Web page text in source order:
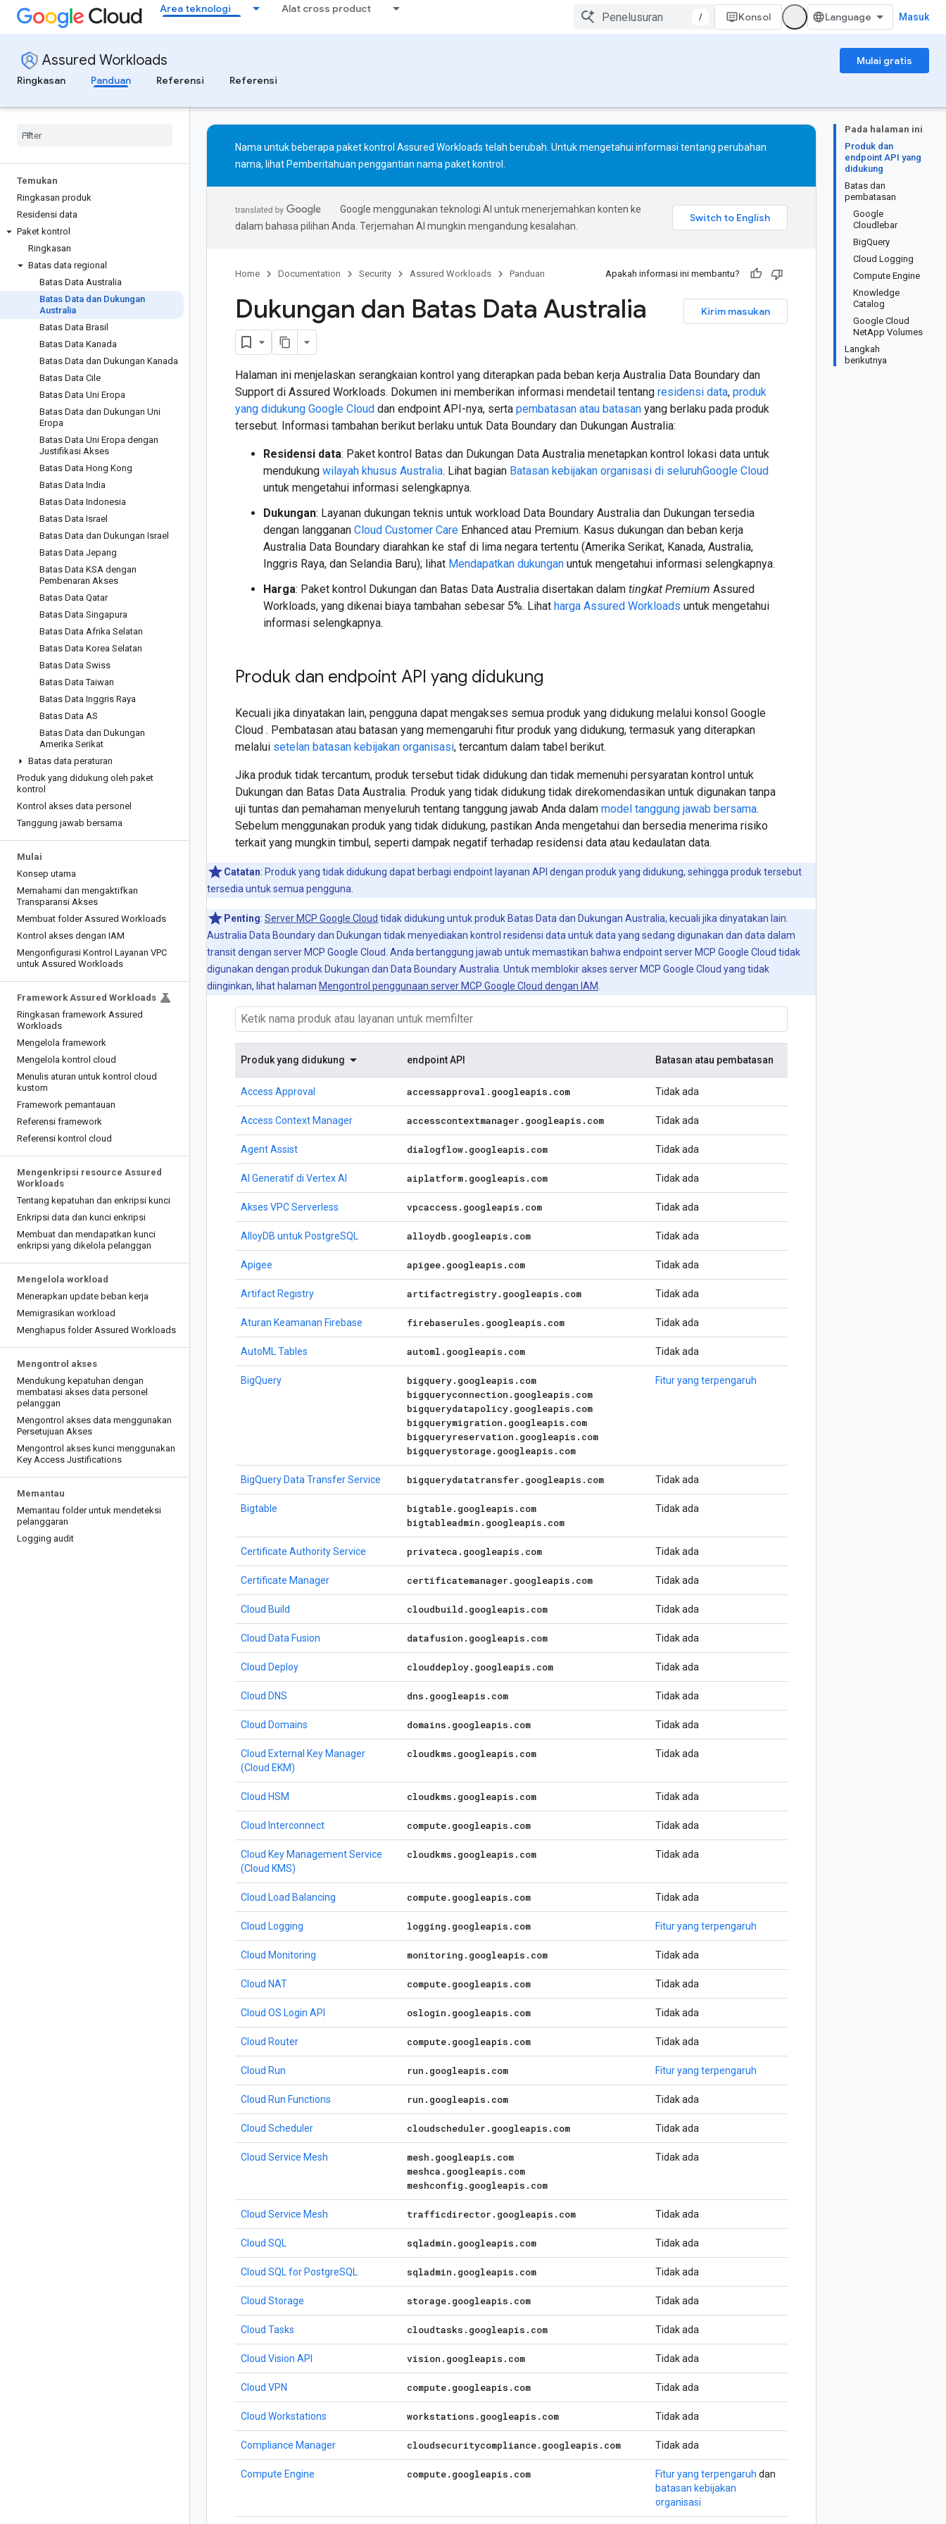
Area teknologi Alat cross product
/ Konsol Masuk
Assured Workloads
Mulai gratis
Ringkasan
Panduan Referensi Referensi
Temukan
Ringkasan produk
Residensi data
Paket kontrol
Ringkasan
Batas data regional
Batas Data Australia
Batas Data dan Dukungan
Australia
Batas Data Brasil
Batas Data Kanada
Batas Data dan Dukungan Kanada
Batas Data Cile
Batas Data Uni Eropa
Batas Data dan Dukungan Uni
Eropa
Batas Data Uni Eropa dengan
Justifikasi Akses
Batas Data Hong Kong
Batas Data India
Batas Data Indonesia
Batas Data Israel
Batas Data dan Dukungan Israel
Batas Data Jepang
Batas Data KSA dengan
Pembenaran Akses
Batas Data Qatar
Batas Data Singapura
Batas Data Afrika Selatan
Batas Data Korea Selatan
Batas Data Swiss
Batas Data Taiwan
Batas Data Inggris Raya
Batas Data AS
Batas Data dan Dukungan
Amerika Serikat
Batas data peraturan
Produk yang didukung oleh paket
kontrol
Kontrol akses data personel
Tanggung jawab bersama
Mulai
Konsep utama
Memahami dan mengaktifkan
Transparansi Akses
Membuat folder Assured Workloads
Kontrol akses dengan IAM
Mengonfigurasi Kontrol Layanan VPC
untuk Assured Workloads
Framework Assured Workloads
Ringkasan framework Assured
Workloads
Mengelola framework
Mengelola kontrol cloud
Menulis aturan untuk kontrol cloud
kustom
Framework pemantauan
Referensi framework
Referensi kontrol cloud
Mengenkripsi resource Assured
Workloads
Tentang kepatuhan dan enkripsi kunci
Enkripsi data dan kunci enkripsi
Membuat dan mendapatkan kunci
enkripsi yang dikelola pelanggan
Mengelola workload
Menerapkan update beban kerja
Memigrasikan workload
Menghapus folder Assured Workloads
Mengontrol akses
Mendukung kepatuhan dengan
membatasi akses data personel
pelanggan
Mengontrol akses data menggunakan
Persetujuan Akses
Mengontrol akses kunci menggunakan
Key Access Justifications
Memantau
Memantau folder untuk mendeteksi
pelanggaran
Logging audit
Pada halaman ini
Produk dan
endpoint API yang
didukung
Batas dan
pembatasan
Google
Cloudlebar
BigQuery
Cloud Logging
Compute Engine
Knowledge
Catalog
Google Cloud
NetApp Volumes
Langkah
berikutnya
Nama untuk beberapa paket kontrol Assured Workloads telah berubah. Untuk mengetahui informasi tentang perubahan
nama, lihat Pemberitahuan penggantian nama paket kontrol
Google menggunakan teknologi AI untuk menerjemahkan konten ke
dalam bahasa pilihan Anda. Terjemahan AI mungkin mengandung kesalahan.
Home Documentation Security Assured Workloads Panduan Apakah informasi ini membantu?
Kirim masukan
Dukungan dan Batas Data Australia
Halaman ini menjelaskan serangkaian kontrol yang diterapkan pada beban kerja Australia Data Boundary dan
Support di Assured Workloads. Dokumen ini memberikan informasi mendetail tentang residensi data, produk
yang didukung Google Cloud dan endpoint API-nya, serta pembatasan atau batasan yang berlaku pada produk
tersebut. Informasi tambahan berikut berlaku untuk Data Boundary dan Dukungan Australia:
Residensi data: Paket kontrol Batas dan Dukungan Data Australia menetapkan kontrol lokasi data untuk
mendukung wilayah khusus Australia. Lihat bagian Batasan kebijakan organisasi di seluruhGoogle Cloud
untuk mengetahui informasi selengkapnya.
Dukungan: Layanan dukungan teknis untuk workload Data Boundary Australia dan Dukungan tersedia
dengan langganan Cloud Customer Care Enhanced atau Premium. Kasus dukungan dan beban kerja
Australia Data Boundary diarahkan ke staf di lima negara tertentu (Amerika Serikat, Kanada, Australia,
Inggris Raya, dan Selandia Baru); lihat Mendapatkan dukungan untuk mengetahui informasi selengkapnya.
Harga: Paket kontrol Dukungan dan Batas Data Australia disertakan dalam tingkat Premium Assured
Workloads, yang dikenai biaya tambahan sebesar 5%. Lihat harga Assured Workloads untuk mengetahui
informasi selengkapnya.
Produk dan endpoint API yang didukung
Kecuali jika dinyatakan lain, pengguna dapat mengakses semua produk yang didukung melalui konsol Google
Cloud . Pembatasan atau batasan yang memengaruhi fitur produk yang didukung, termasuk yang diterapkan
melalui setelan batasan kebijakan organisasi, tercantum dalam tabel berikut.
Jika produk tidak tercantum, produk tersebut tidak didukung dan tidak memenuhi persyaratan kontrol untuk
Dukungan dan Batas Data Australia. Produk yang tidak didukung tidak direkomendasikan untuk digunakan tanpa
uji tuntas dan pemahaman menyeluruh tentang tanggung jawab Anda dalam model tanggung jawab bersama.
Sebelum menggunakan produk yang tidak didukung, pastikan Anda mengetahui dan bersedia menerima risiko
terkait yang mungkin timbul, seperti dampak negatif terhadap residensi data atau kedaulatan data.
Catatan: Produk yang tidak didukung dapat berbagi endpoint layanan API dengan produk yang didukung, sehingga produk tersebut
tersedia untuk semua pengguna.
Penting: Server MCP Google Cloud tidak didukung untuk produk Batas Data dan Dukungan Australia, kecuali jika dinyatakan lain.
Australia Data Boundary dan Dukungan tidak menyediakan kontrol residensi data untuk data yang sedang digunakan dan data dalam
transit dengan server MCP Google Cloud. Anda bertanggung jawab untuk memastikan bahwa endpoint server MCP Google Cloud tidak
digunakan dengan produk Dukungan dan Data Boundary Australia. Untuk memblokir akses server MCP Google Cloud yang tidak
diinginkan, lihat halaman Mengontrol penggunaan server MCP Google Cloud dengan IAM
Produk yang didukung endpoint API Batasan atau pembatasan
Access Approval accessapproval . googleapis . com Tidak ada
Access Context Manager accesscontextmanager . googleapis . com Tidak ada
Agent Assist dialogflow. googleapis . com Tidak ada
AI Generatif di Vertex AI aiplatform. googleapis . com Tidak ada
Akses VPC Serverless vpcaccess . googleapis . com Tidak ada
AlloyDB untuk PostgreSQL alloydb . googleapis . com Tidak ada
Apigee apigee. googleapis . com Tidak ada
Artifact Registry artifactregistry. googleapis . com Tidak ada
Aturan Keamanan Firebase firebaserules . googleapis . com Tidak ada
AutoML Tables automl . googleapis . com Tidak ada
BigQuery bigquery. googleapis . com
bigqueryconnection . googleapis . com
bigquerydatapolicy. googleapis . com
bigquerymigration . googleapis . com
bigqueryreservation . googleapis . com
bigquerystorage. googleapis . com
Fitur yang terpengaruh
BigQuery Data Transfer Service bigquerydatatransfer . googleapis . com Tidak ada
Bigtable bigtable. googleapis . com
bigtableadmin . googleapis . com
Tidak ada
Certificate Authority Service privateca . googleapis . com Tidak ada
Certificate Manager certificatemanager . googleapis . com Tidak ada
Cloud Build cloudbuild . googleapis . com Tidak ada
Cloud Data Fusion datafusion . googleapis . com Tidak ada
Cloud Deploy clouddeploy. googleapis . com Tidak ada
Cloud DNS dns . googleapis . com Tidak ada
Cloud Domains domains . googleapis . com Tidak ada
Cloud External Key Manager
(Cloud EKM)
cloudkms . googleapis . com Tidak ada
Cloud HSM cloudkms . googleapis . com Tidak ada
Cloud Interconnect compute. googleapis . com Tidak ada
Cloud Key Management Service
(Cloud KMS)
cloudkms . googleapis . com Tidak ada
Cloud Load Balancing compute. googleapis . com Tidak ada
Cloud Logging logging . googleapis . com Fitur yang terpengaruh
Cloud Monitoring monitoring . googleapis . com Tidak ada
Cloud NAT compute. googleapis . com Tidak ada
Cloud OS Login API oslogin . googleapis . com Tidak ada
Cloud Router compute. googleapis . com Tidak ada
Cloud Run run . googleapis . com Fitur yang terpengaruh
Cloud Run Functions run . googleapis . com Tidak ada
Cloud Scheduler cloudscheduler . googleapis . com Tidak ada
Cloud Service Mesh mesh . googleapis . com
meshca . googleapis . com
meshconfig . googleapis . com
Tidak ada
Cloud Service Mesh trafficdirector . googleapis . com Tidak ada
Cloud SQL sqladmin . googleapis . com Tidak ada
Cloud SQL for PostgreSQL sqladmin . googleapis . com Tidak ada
Cloud Storage storage. googleapis . com Tidak ada
Cloud Tasks cloudtasks . googleapis . com Tidak ada
Cloud Vision API vision . googleapis . com Tidak ada
Cloud VPN compute. googleapis . com Tidak ada
Cloud Workstations workstations . googleapis . com Tidak ada
Compliance Manager cloudsecuritycompliance. googleapis . com Tidak ada
Compute Engine compute. googleapis . com Fitur yang terpengaruh dan
batasan kebijakan
organisasi